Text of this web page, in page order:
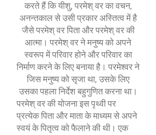
करते हैं कि यीशु, परमेश् वर का वचन,
अनन्तकाल से उसी प्रकार अस्तित्व में है
जैसे परमेश् वर पिता और परमेश् वर की
आत्मा। परमेश् वर ने मनुष्य को अपने
स्वरूप में परिवार होने और परिवार का
निर्माण करने के लिए बनाया है। परमेश्वर ने
जिस मनुष्य को सृजा था, उसके लिए
उसका पहला निर्देश बहुगुणित करना था।
परमेश् वर की योजना इस पृथ्वी पर
प्रत्येक पिता और माता के माध्यम से अपने
स्वयं के पितृत्व को फैलाने की थी। एक